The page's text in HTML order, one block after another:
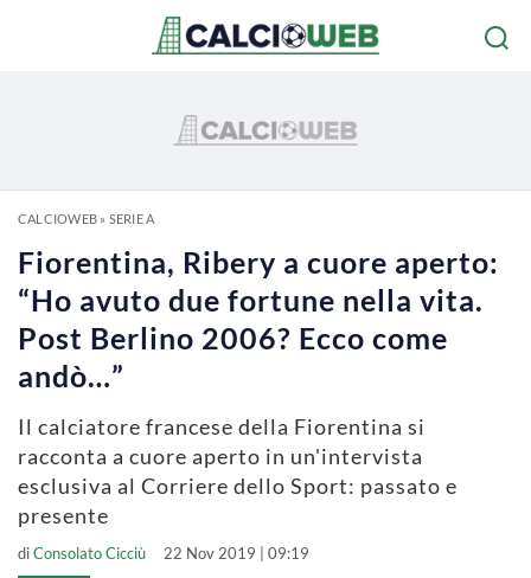
CALCIOWEB» SERIE A
Fiorentina, Ribery a cuore aperto:
“Ho avuto due fortune nella vita.
Post Berlino 2006? Ecco come
andò…”
Il calciatore francese della Fiorentina si
racconta a cuore aperto in un'intervista
esclusiva al Corriere dello Sport: passato e
presente
diConsolato Cicciù 22 Nov 2019 | 09:19